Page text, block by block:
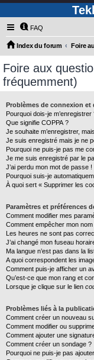
FAQ
Index du forum Foire
Foire aux
fréquemment)
Problèmes de connexion et
Pourquoi dois-je m’enregistrer
Que signifie COPPA ?
Je souhaite m’enregistrer,
Je suis enregistré mais je ne
Pourquoi ne puis-je pas me
Je me suis enregistré par le
J’ai perdu mon mot de passe !
Pourquoi suis-je
À quoi sert « Supprimer les
Paramètres et préférences
Comment modifier mes
Comment empêcher mon
Les heures ne sont pas
J’ai changé mon fuseau
Ma langue n’est pas dans la
A quoi correspondent les
Comment puis-je afficher un
Qu’est-ce que mon rang et
Lorsque je clique sur le lien
Problèmes liés à la
Comment créer un nouveau
Comment modifier ou
Comment ajouter une
Comment créer un sondage ?
Pourquoi ne puis-je pas